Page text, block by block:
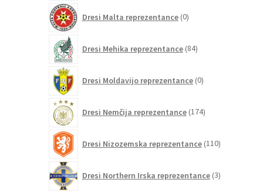
Dresi Malta reprezentance 0izdelkov
Dresi Mehika reprezentance 84izdelkov
Dresi Moldavijo reprezentance 0izdelkov
Dresi Nemčija reprezentance 174izdelkov
Dresi Nizozemska reprezentance 110izdelkov
Dresi Northern Irska reprezentance 3izdelki